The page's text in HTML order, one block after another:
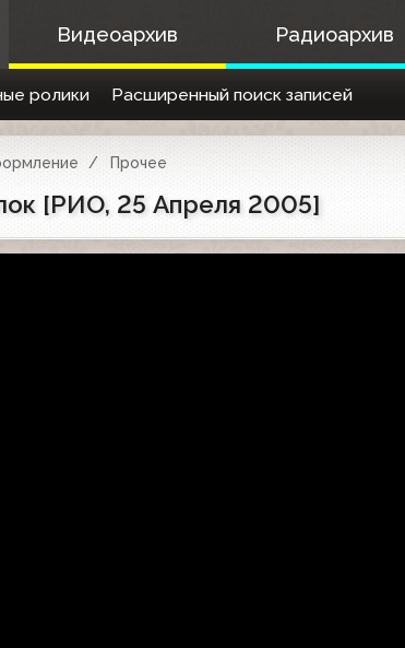
Видеоархив Радиоархив
ролики Расширенный поиск записей
Прочее
[РИО, 25 Апреля 2005]